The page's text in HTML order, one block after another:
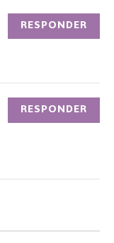
RESPONDER
RESPONDER